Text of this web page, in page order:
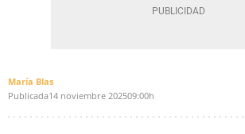
María Blas
Publicada14 noviembre 202509:00h